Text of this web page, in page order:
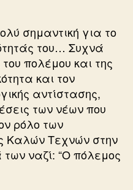
σημαντική για το
του… Συχνά
πολέμου και της
και τον
αντίστασης,
των νέων που
ρόλο των
Καλών Τεχνών στην
ναζί: “Ο πόλεμος